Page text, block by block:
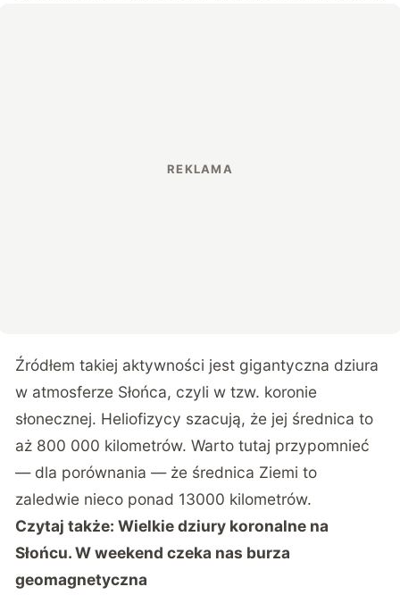
Źródłem takiej aktywności jest gigantyczna dziura
w atmosferze Słońca, czyli w tzw. koronie
słonecznej. Heliofizycy szacują, że jej średnica to
aż 800 000 kilometrów. Warto tutaj przypomnieć
— dla porównania — że średnica Ziemi to
zaledwie nieco ponad 13000 kilometrów.
Czytaj także:Wielkie dziury koronalne na
Słońcu. W weekend czeka nas burza
geomagnetyczna